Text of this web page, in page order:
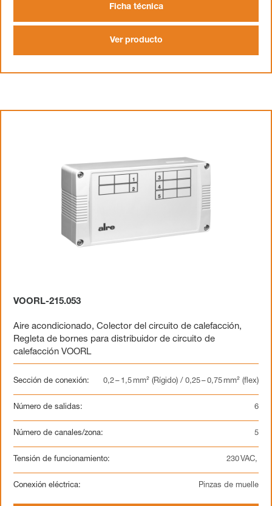
Ficha técnica
Ver producto
VOORL-215.053
Aire acondicionado, Colector del circuito de calefacción,
Regleta de bornes para distribuidor de circuito de
calefacción VOORL
Sección de conexión: 0,2 – 1,5 mm² (Rígido) / 0,25 – 0,75 mm² (flex)
Número de salidas: 6
Número de canales/zona: 5
Tensión de funcionamiento: 230 VAC,
Conexión eléctrica: Pinzas de muelle